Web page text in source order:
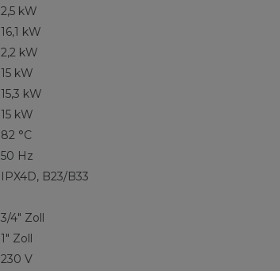
2,5 kW
16,1 kW
2,2 kW
15 kW
15,3 kW
15 kW
82 °C
50 Hz
IPX4D, B23/B33
3/4" Zoll
1" Zoll
230 V